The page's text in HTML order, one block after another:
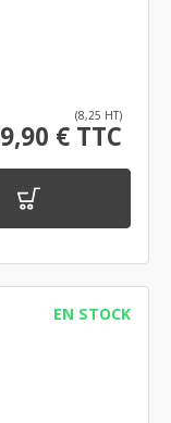
(8,25 HT)
9,90 € TTC
EN STOCK